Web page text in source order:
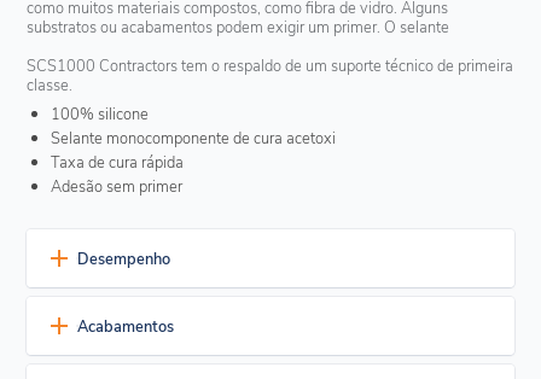
como muitos materiais compostos, como fibra de vidro. Alguns
substratos ou acabamentos podem exigir um primer. O selante
SCS1000 Contractors tem o respaldo de um suporte técnico de primeira
classe.
100% silicone
Selante monocomponente de cura acetoxi
Taxa de cura rápida
Adesão sem primer
Desempenho
Durabilidade excepcional
Acabamentos